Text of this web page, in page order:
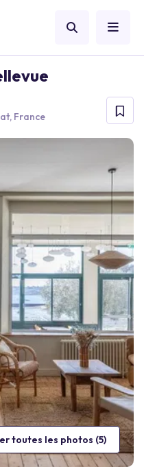
France
toutes les photos (5)